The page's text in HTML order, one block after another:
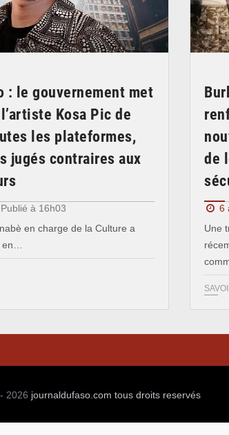
: le gouvernement met
Kosa Pic de
les plateformes,
jugés contraires aux
Publié à 16h03
en charge de la Culture a
de
6
Une
2026 journaldufaso.com tous droits reservés